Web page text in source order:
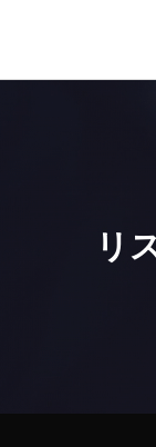
リ